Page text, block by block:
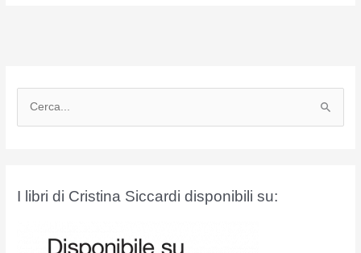
I libri di Cristina Siccardi disponibili su: